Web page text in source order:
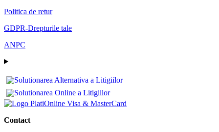
Politica de retur
GDPR-Drepturile tale
ANPC
Contact